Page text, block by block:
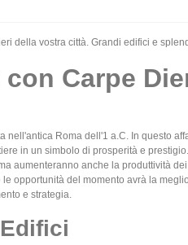
della vostra città. Grandi edifici e
Carpe
Roma dell'1 a.C. In questo
in un simbolo di prosperità e
aumenteranno anche la produttività
opportunità del momento avrà la
e strategia.